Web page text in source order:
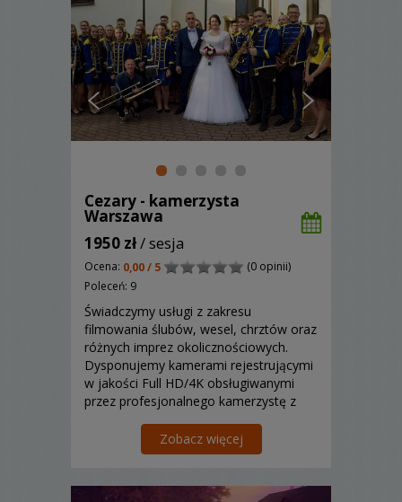
Cezary - kamerzysta
Warszawa
1950 zł/ sesja
Ocena: 0,00 / 5
(0 opinii)
Poleceń: 9
Świadczymy usługi z zakresu
filmowania ślubów, wesel, chrztów oraz
różnych imprez okolicznościowych.
Dysponujemy kamerami rejestrującymi
w jakości Full HD/4K obsługiwanymi
przez profesjonalnego kamerzystę z
Zobacz więcej